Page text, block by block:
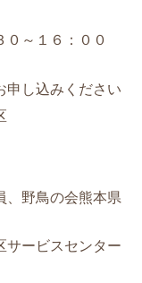
０～１６：００
し込みください
野鳥の会熊本県
ービスセンター